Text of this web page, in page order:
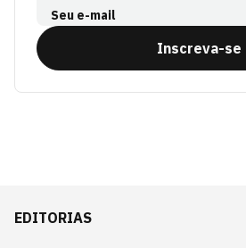
Seu e-mail
Inscreva-se
EDITORIAS